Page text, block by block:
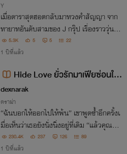
Y
เมื่อดาราสุดฮอตกลับมาทวงคำสัญญา จาก
ทายาทอันดับสามของ J กรุ๊ป เรื่องราววุ่นๆ
จึงเกิดขึ้นเพราะเจ้าตัวดันจำไม่ได้ด้วยซ้ำว่าสั
ญญาอะไรไป ก็ตอนนั้นเพิ่ง 8 ขวบเองแท้ๆ
5.3K 5 5 22
1 ปีที่แล้ว
Hide Love ยั่วรักมาเฟียซ่อนใจ
(ไคล์&น้ำตาล) มี E-Book
dexnarak
ดราม่า
“ฉันบอกให้ออกไปให้พ้น” เขาพูดซ้ำอีกครั้งเ
มื่อเห็นว่าเธอยังนั่งนิ่งอยู่ที่เดิม “แล้วคุณจะไ
ม่รับผิดชอบฉันเหรอ...ว้าย!!”
230.4K 237 126 89
1 ปีที่แล้ว